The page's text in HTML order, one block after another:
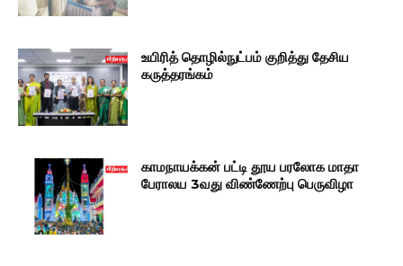
உயிரித் தொழில்நுட்பம் குறித்து தேசிய
கருத்தரங்கம்
காமநாயக்கன் பட்டி தூய பரலோக மாதா
பேராலய 3வது விண்ணேற்பு பெருவிழா